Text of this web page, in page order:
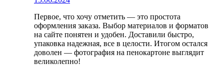
Первое, что хочу отметить — это простота
оформления заказа. Выбор материалов и форматов
на сайте понятен и удобен. Доставили быстро,
упаковка надежная, все в целости. Итогом остался
доволен — фотография на пенокартоне выглядит
великолепно!